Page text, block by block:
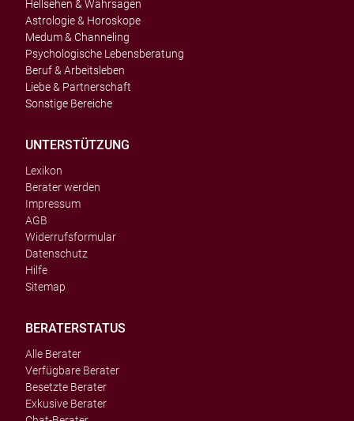
Hellsehen & Wahrsagen
Astrologie & Horoskope
Medum & Channeling
Psychologische Lebensberatung
Beruf & Arbeitsleben
Liebe & Partnerschaft
Sonstige Bereiche
UNTERSTÜTZUNG
Lexikon
Berater werden
Impressum
AGB
Widerrufsformular
Datenschutz
Hilfe
Sitemap
BERATERSTATUS
Alle Berater
Verfügbare Berater
Besetzte Berater
Exkusive Berater